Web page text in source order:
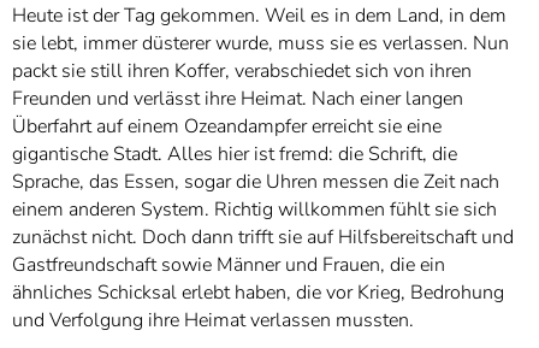
Heute ist der Tag gekommen. Weil es in dem Land, in dem
sie lebt, immer düsterer wurde, muss sie es verlassen. Nun
packt sie still ihren Koffer, verabschiedet sich von ihren
Freunden und verlässt ihre Heimat. Nach einer langen
Überfahrt auf einem Ozeandampfer erreicht sie eine
gigantische Stadt. Alles hier ist fremd: die Schrift, die
Sprache, das Essen, sogar die Uhren messen die Zeit nach
einem anderen System. Richtig willkommen fühlt sie sich
zunächst nicht. Doch dann trifft sie auf Hilfsbereitschaft und
Gastfreundschaft sowie Männer und Frauen, die ein
ähnliches Schicksal erlebt haben, die vor Krieg, Bedrohung
und Verfolgung ihre Heimat verlassen mussten.